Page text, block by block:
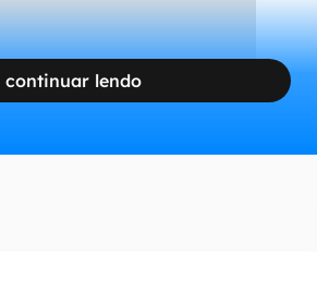
continuar lendo